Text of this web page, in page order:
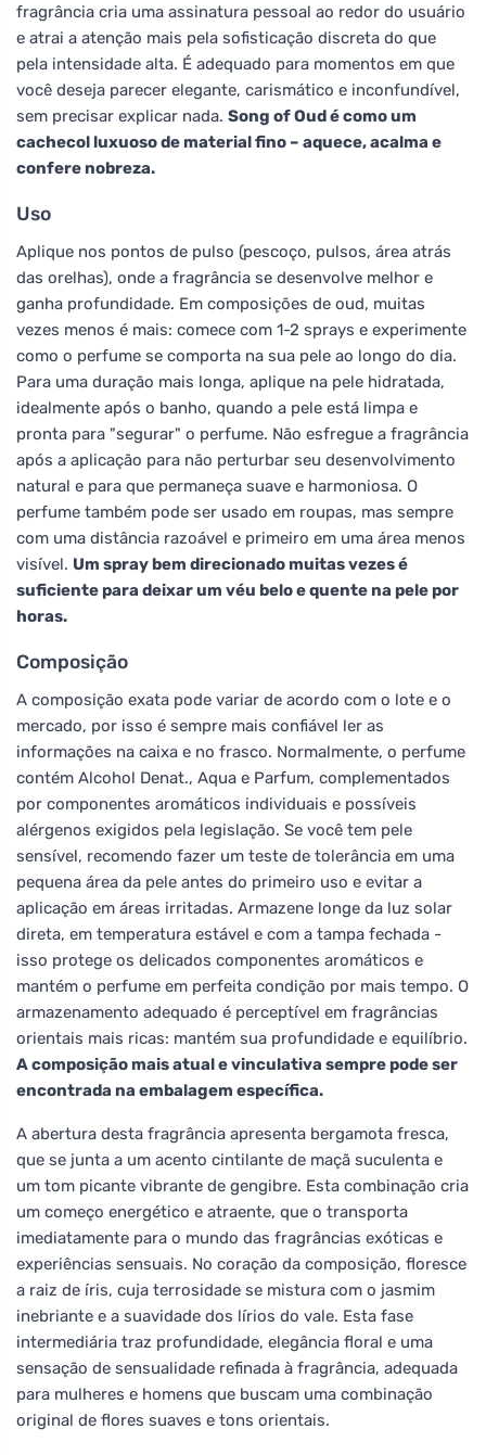
fragrância cria uma assinatura pessoal ao redor do usuário
e atrai a atenção mais pela sofisticação discreta do que
pela intensidade alta. É adequado para momentos em que
você deseja parecer elegante, carismático e inconfundível,
sem precisar explicar nada. Song of Oud é como um
cachecol luxuoso de material fino – aquece, acalma e
confere nobreza.
Uso
Aplique nos pontos de pulso (pescoço, pulsos, área atrás
das orelhas), onde a fragrância se desenvolve melhor e
ganha profundidade. Em composições de oud, muitas
vezes menos é mais: comece com 1-2 sprays e experimente
como o perfume se comporta na sua pele ao longo do dia.
Para uma duração mais longa, aplique na pele hidratada,
idealmente após o banho, quando a pele está limpa e
pronta para "segurar" o perfume. Não esfregue a fragrância
após a aplicação para não perturbar seu desenvolvimento
natural e para que permaneça suave e harmoniosa. O
perfume também pode ser usado em roupas, mas sempre
com uma distância razoável e primeiro em uma área menos
visível. Um spray bem direcionado muitas vezes é
suficiente para deixar um véu belo e quente na pele por
horas.
Composição
A composição exata pode variar de acordo com o lote e o
mercado, por isso é sempre mais confiável ler as
informações na caixa e no frasco. Normalmente, o perfume
contém Alcohol Denat., Aqua e Parfum, complementados
por componentes aromáticos individuais e possíveis
alérgenos exigidos pela legislação. Se você tem pele
sensível, recomendo fazer um teste de tolerância em uma
pequena área da pele antes do primeiro uso e evitar a
aplicação em áreas irritadas. Armazene longe da luz solar
direta, em temperatura estável e com a tampa fechada -
isso protege os delicados componentes aromáticos e
mantém o perfume em perfeita condição por mais tempo. O
armazenamento adequado é perceptível em fragrâncias
orientais mais ricas: mantém sua profundidade e equilíbrio.
A composição mais atual e vinculativa sempre pode ser
encontrada na embalagem específica.
A abertura desta fragrância apresenta bergamota fresca,
que se junta a um acento cintilante de maçã suculenta e
um tom picante vibrante de gengibre. Esta combinação cria
um começo energético e atraente, que o transporta
imediatamente para o mundo das fragrâncias exóticas e
experiências sensuais. No coração da composição, floresce
a raiz de íris, cuja terrosidade se mistura com o jasmim
inebriante e a suavidade dos lírios do vale. Esta fase
intermediária traz profundidade, elegância floral e uma
sensação de sensualidade refinada à fragrância, adequada
para mulheres e homens que buscam uma combinação
original de flores suaves e tons orientais.